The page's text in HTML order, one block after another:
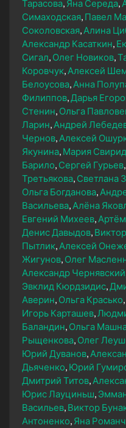
Тарасова Яна Середа
Симаходская Павел
Соколовская Алина
Александр Касаткин
Сигал Олег Новиков
Коровчук Алексей
Белоусова Анна
Филиппов Дарья
Стенин Ольга
Ларин Андрей
Чернов Алексей
Якунина Мария Свирид
Барило Сергей Гурьев
Третьякова Светлана
Ольга Богданова
Васильева Алёна
Евгений Михеев
Денис Давыдов
Пытлик Алексей
Жигунов Олег
Александр Чернявский
Эвклид Кюрдзидис
Аверин Ольга Красько
Игорь Карташев
Баландин Ольга
Рыщенкова Олег
Юрий Дуванов
Дьяченко Юрий
Дмитрий Титов
Юрис Лауциньш
Васильев Виктор
Антоненко Яна